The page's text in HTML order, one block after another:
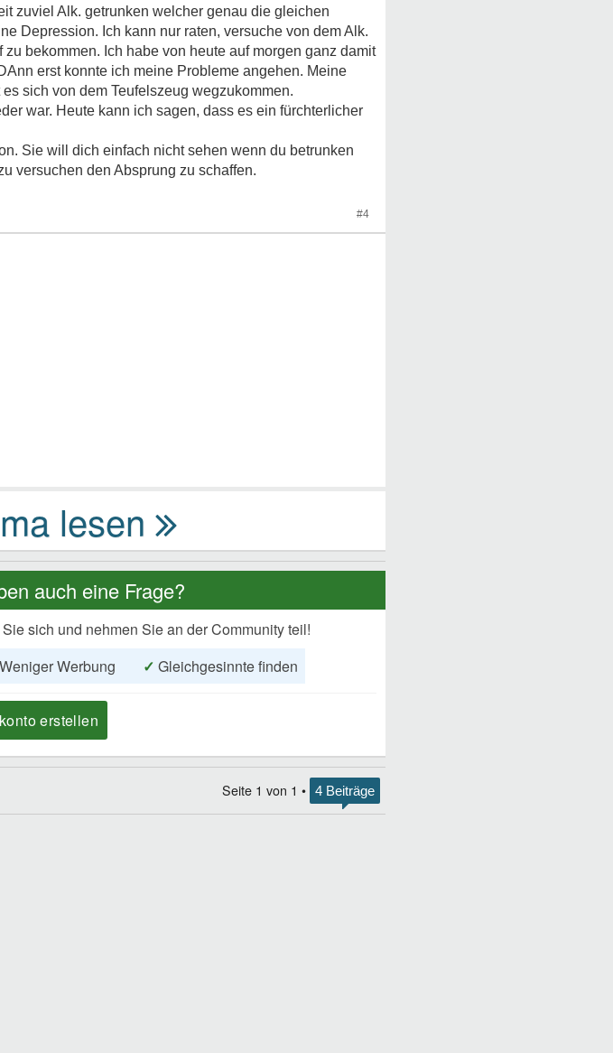
zuviel Alk. getrunken welcher genau die gleichen
Depression. Ich kann nur raten, versuche von dem Alk.
bekommen. Ich habe von heute auf morgen ganz damit
erst konnte ich meine Probleme angehen. Meine
sich von dem Teufelszeug wegzukommen.
war. Heute kann ich sagen, dass es ein fürchterlicher
Sie will dich einfach nicht sehen wenn du betrunken
versuchen den Absprung zu schaffen.
#4
auch eine Frage?
Sie sich und nehmen Sie an der Community teil!
Weniger Werbung ✓ Gleichgesinnte finden
erstellen
Seite 1 von 1 • 4 Beiträge